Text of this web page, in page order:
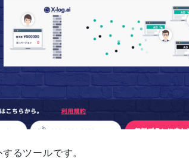
Web集客支援のコンサルティン
グサービスのお知らせ
自発的PDCAによる対策品質改
るツールです。